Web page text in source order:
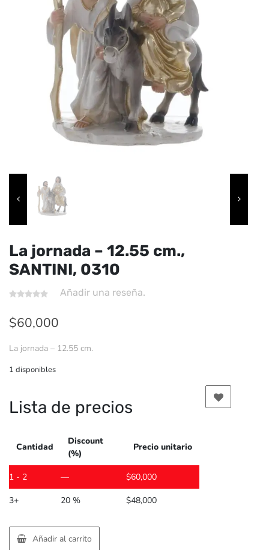
La jornada – 12.55 cm.,
SANTINI, 0310
Añadir una reseña.
$60,000
La jornada – 12.55 cm.
1 disponibles
Lista de precios
Cantidad
Discount
(%)
Precio unitario
1 - 2 — $60,000
3+ 20 % $48,000
Añadir al carrito